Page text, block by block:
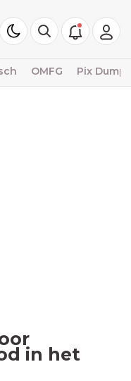
OMFG Pix Dump
in het